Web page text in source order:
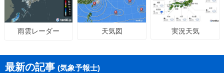
雨雲レーダー 天気図 実況天気
最新の記事 (気象予報士)